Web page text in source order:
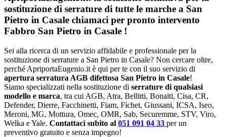
sostituzione di serrature di tutte le marche a San
Pietro in Casale chiamaci per pronto intervento
Fabbro San Pietro in Casale !
Sei alla ricerca di un servizio affidabile e professionale per la
sostituzione di serrature a San Pietro in Casale? Non cercare oltre,
perché ApriportaEugenio.it è qui per te con il suo servizio di
apertura serratura AGB difettosa San Pietro in Casale!
Siamo specializzati nella sostituzione di serrature di qualsiasi
modello e marca, tra cui AGB, Atra, Bellitti, Bonaiti, Cisa, CR,
Defender, Dierre, Facchinetti, Fiam, Fichet, Giussani, ICSA, Iseo,
Meroni, MG, Mottura, Omec, OMR, Sab, Securemme, STV, Viro,
Welka e Yale. Contattaci subito al 051 091 04 33 per un
preventivo gratuito e senza impegno!